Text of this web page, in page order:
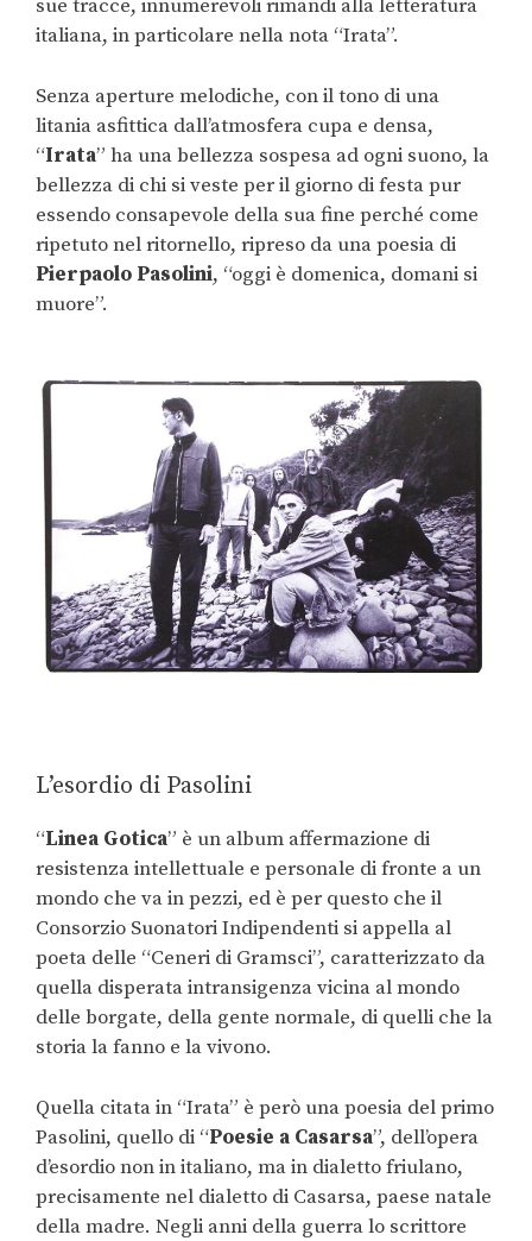
sue tracce, innumerevoli rimandi alla letteratura
italiana, in particolare nella nota “Irata”.
Senza aperture melodiche, con il tono di una
litania asfittica dall’atmosfera cupa e densa,
“Irata” ha una bellezza sospesa ad ogni suono, la
bellezza di chi si veste per il giorno di festa pur
essendo consapevole della sua fine perché come
ripetuto nel ritornello, ripreso da una poesia di
Pierpaolo Pasolini, “oggi è domenica, domani si
muore”.
L’esordio di Pasolini
“Linea Gotica” è un album affermazione di
resistenza intellettuale e personale di fronte a un
mondo che va in pezzi, ed è per questo che il
Consorzio Suonatori Indipendenti si appella al
poeta delle “Ceneri di Gramsci”, caratterizzato da
quella disperata intransigenza vicina al mondo
delle borgate, della gente normale, di quelli che la
storia la fanno e la vivono.
Quella citata in “Irata” è però una poesia del primo
Pasolini, quello di “Poesie a Casarsa”, dell’opera
d’esordio non in italiano, ma in dialetto friulano,
precisamente nel dialetto di Casarsa, paese natale
della madre. Negli anni della guerra lo scrittore